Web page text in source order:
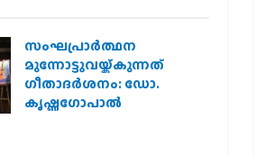
സംഘപ്രാര്‍ത്ഥന
മുന്നോട്ടുവയ്ക്കുന്നത്
ഗീതാദര്‍ശനം: ഡോ.
കൃഷ്ണഗോപാല്‍